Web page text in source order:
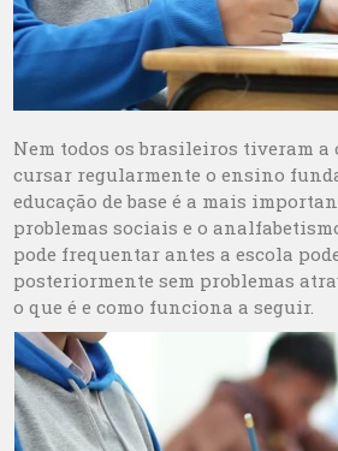
Nem todos os brasileiros tiveram a
cursar regularmente o ensino
educação de base é a mais
problemas sociais e o
pode frequentar antes a escola
posteriormente sem problemas
o que é e como funciona a seguir.